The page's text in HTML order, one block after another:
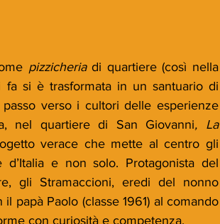
pizzicheria di quartiere (così nella
fa si è trasformata in un santuario di
verso i cultori delle esperienze
nel quartiere di San Giovanni, La
verace che mette al centro gli
e non solo. Protagonista del
gli Stramaccioni, eredi del nonno
papà Paolo (classe 1961) al comando
con curiosità e competenza.